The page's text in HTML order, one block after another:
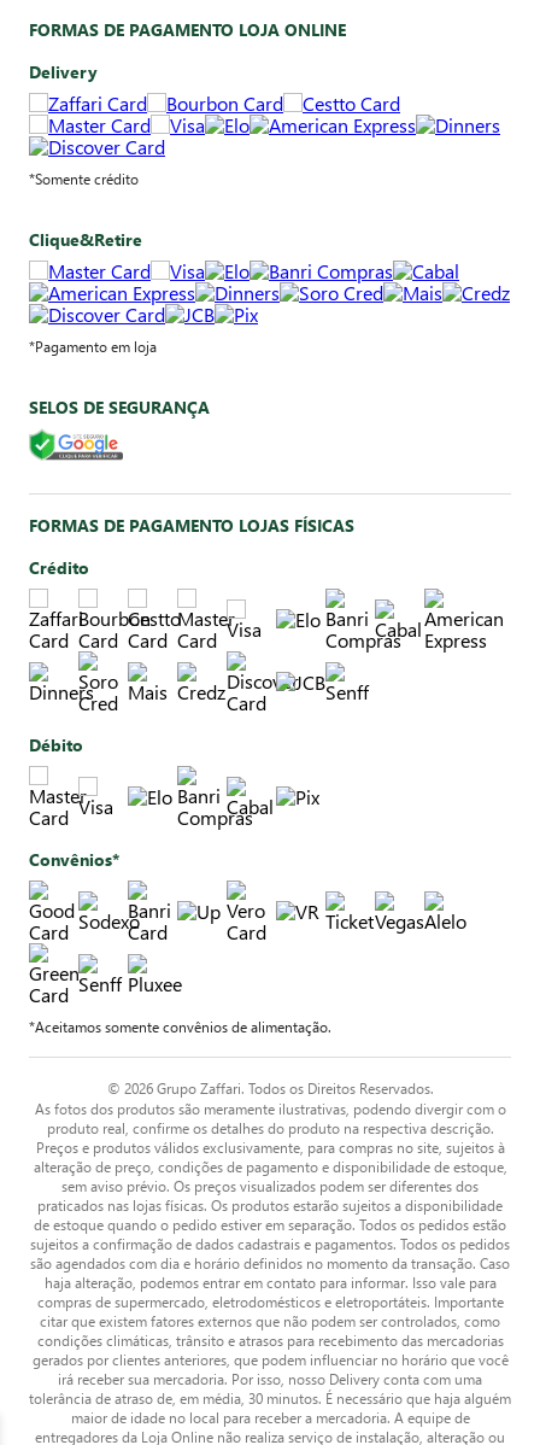
FORMAS DE PAGAMENTO LOJA ONLINE
Delivery
*Somente crédito
Clique&Retire
*Pagamento em loja
SELOS DE SEGURANÇA
FORMAS DE PAGAMENTO LOJAS FÍSICAS
Crédito
Débito
Convênios*
*Aceitamos somente convênios de alimentação.
© 2026 Grupo Zaffari. Todos os Direitos Reservados.
As fotos dos produtos são meramente ilustrativas, podendo divergir com o
produto real, confirme os detalhes do produto na respectiva descrição.
Preços e produtos válidos exclusivamente, para compras no site, sujeitos à
alteração de preço, condições de pagamento e disponibilidade de estoque,
sem aviso prévio. Os preços visualizados podem ser diferentes dos
praticados nas lojas físicas. Os produtos estarão sujeitos a disponibilidade
de estoque quando o pedido estiver em separação. Todos os pedidos estão
sujeitos a confirmação de dados cadastrais e pagamentos. Todos os pedidos
são agendados com dia e horário definidos no momento da transação. Caso
haja alteração, podemos entrar em contato para informar. Isso vale para
compras de supermercado, eletrodomésticos e eletroportáteis. Importante
citar que existem fatores externos que não podem ser controlados, como
condições climáticas, trânsito e atrasos para recebimento das mercadorias
gerados por clientes anteriores, que podem influenciar no horário que você
irá receber sua mercadoria. Por isso, nosso Delivery conta com uma
tolerância de atraso de, em média, 30 minutos. É necessário que haja alguém
maior de idade no local para receber a mercadoria. A equipe de
entregadores da Loja Online não realiza serviço de instalação, alteração ou